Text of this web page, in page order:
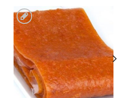
إضافة
الى
المفضلة